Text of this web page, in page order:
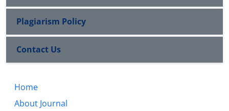
Plagiarism Policy
Contact Us
Home
About Journal